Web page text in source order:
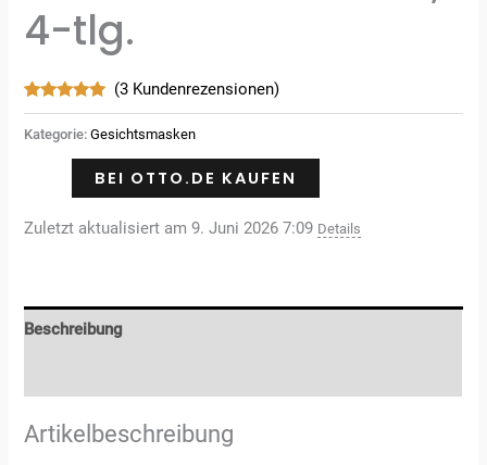
4-tlg.
Bewertet
mit5.00
von 5,
basierend
3
Kundenbewertungen
(3 Kundenrezensionen)
Kategorie:Gesichtsmasken
BEI OTTO.DE KAUFEN
Zuletzt aktualisiert am 9. Juni 2026 7:09 Details
Beschreibung
Artikelbeschreibung